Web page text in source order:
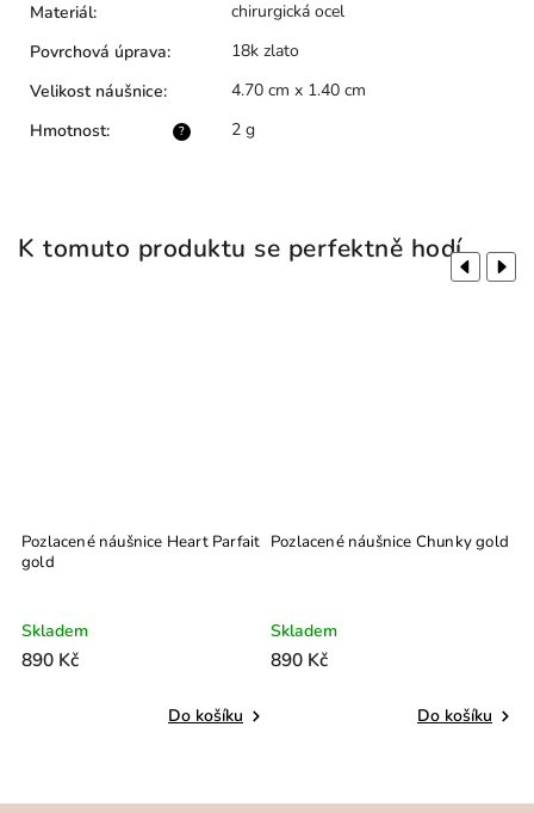
Materiál:
chirurgická ocel
Povrchová úprava:
18k zlato
Velikost náušnice: 4.70 cm x 1.40 cm
?
Hmotnost: 2 g
K tomuto produktu se perfektně hodí
Previous
náušnice Heart Parfait
Kč
Do košíku
Pozlacené náušnice Chunky gold
Skladem
890 Kč
Do košíku
Next